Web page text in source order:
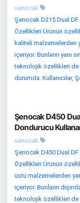
senocak
Şenocak D215 Dual
Özellikleri Ürünün
kaliteli malzemelerden
içeriyor. Bunların yanı
teknolojik özellikleri
durumda. Kullanıcılar,
Şenocak D450
Dondurucu
senocak
Şenocak D450 Dual
Özellikleri Ürünün
üstü malzemelerden
içeriyor. Bunların
teknolojik özellikleri